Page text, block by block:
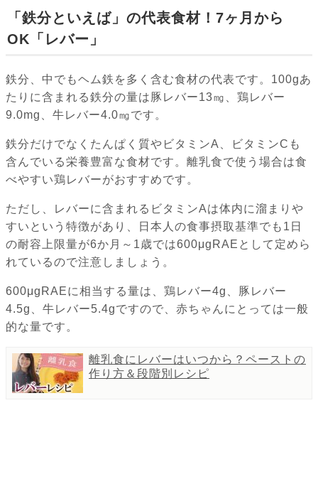
「鉄分といえば」の代表食材！7ヶ月から
OK「レバー」
鉄分、中でもヘム鉄を多く含む食材の代表です。100gあ
たりに含まれる鉄分の量は豚レバー13㎎、鶏レバー
9.0mg、牛レバー4.0㎎です。
鉄分だけでなくたんぱく質やビタミンA、ビタミンCも
含んでいる栄養豊富な食材です。離乳食で使う場合は食
べやすい鶏レバーがおすすめです。
ただし、レバーに含まれるビタミンAは体内に溜まりや
すいという特徴があり、日本人の食事摂取基準でも1日
の耐容上限量が6か月～1歳では600μgRAEとして定めら
れているので注意しましょう。
600μgRAEに相当する量は、鶏レバー4g、豚レバー
4.5g、牛レバー5.4gですので、赤ちゃんにとっては一般
的な量です。
離乳食にレバーはいつから？ペーストの
作り方＆段階別レシピ